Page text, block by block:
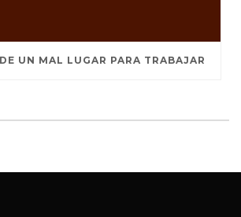
UN MAL LUGAR PARA TRABAJAR